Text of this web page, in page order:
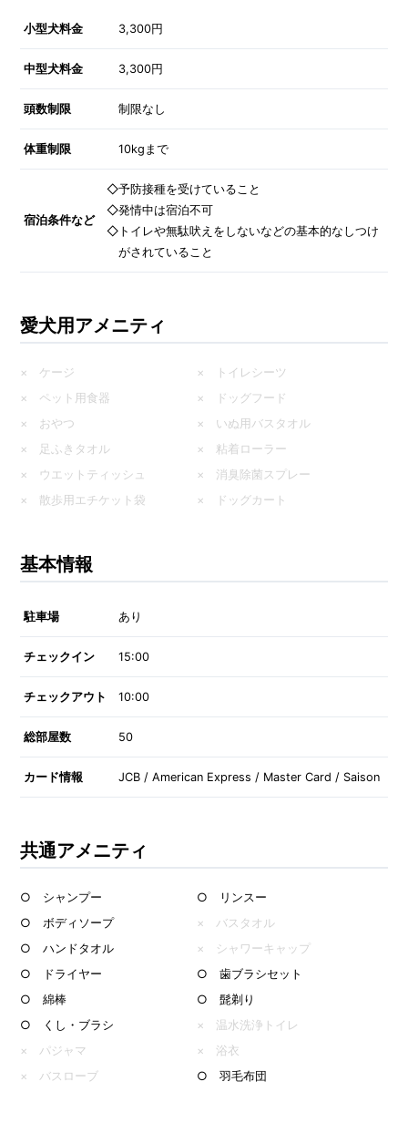
小型犬料金 3,300円
中型犬料金 3,300円
頭数制限 制限なし
体重制限 10kgまで
宿泊条件など
◇予防接種を受けていること
◇発情中は宿泊不可
◇トイレや無駄吠えをしないなどの基本的なしつけ
がされていること
愛犬用アメニティ
× ケージ
× トイレシーツ
× ペット用食器
× ドッグフード
× おやつ
× いぬ用バスタオル
× 足ふきタオル
× 粘着ローラー
× ウエットティッシュ
× 消臭除菌スプレー
× 散歩用エチケット袋
× ドッグカート
基本情報
駐車場 あり
チェックイン 15:00
チェックアウト 10:00
総部屋数 50
カード情報 JCB / American Express / Master Card / Saison
共通アメニティ
○ シャンプー
○ リンスー
○ ボディソープ
× バスタオル
○ ハンドタオル
× シャワーキャップ
○ ドライヤー
○ 歯ブラシセット
○ 綿棒
○ 髭剃り
○ くし・ブラシ
× 温水洗浄トイレ
× パジャマ
× 浴衣
× バスローブ
○ 羽毛布団